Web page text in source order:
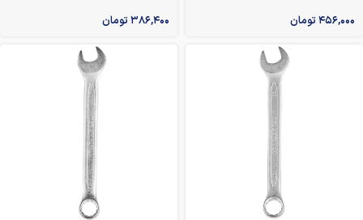
۴۵۶,۰۰۰تومان
۳۸۶,۴۰۰تومان